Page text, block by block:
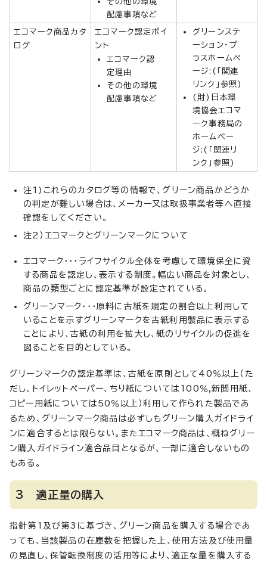
配慮事項など
エコマーク商品カタ
ログ
エコマーク認定ポイ
ント
エコマーク認
定理由
その他の環境
配慮事項など
グリーンステ
ーション・プ
ラスホームペ
ージ:(「関連
リンク」参照)
(財)日本環
境協会エコマ
ーク事務局の
ホームペー
ジ:(「関連リ
ンク」参照)
注1)これらのカタログ等の情報で、グリーン商品かどうか
の判定が難しい場合は、メーカー又は取扱事業者等へ直接
確認をしてください。
注2）エコマークとグリーンマークについて
エコマーク・・・ライフサイクル全体を考慮して環境保全に資
する商品を認定し、表示する制度。幅広い商品を対象とし、
商品の類型ごとに認定基準が設定されている。
グリーンマーク・・・原料に古紙を規定の割合以上利用して
いることを示すグリーンマークを古紙利用製品に表示する
ことにより、古紙の利用を拡大し、紙のリサイクルの促進を
図ることを目的としている。
グリーンマークの認定基準は、古紙を原則として40％以上（た
だし、トイレットペーパー、ちり紙については100％,新聞用紙、
コピー用紙については50％以上）利用して作られた製品であ
るため、グリーンマーク商品は必ずしもグリーン購入ガイドライ
ンに適合するとは限らない。またエコマーク商品は、概ねグリー
ン購入ガイドライン適合品目となるが、一部に適合しないもの
もある。
3 適正量の購入
指針第1及び第3に基づき、グリーン商品を購入する場合であ
っても、当該製品の在庫数を把握した上、使用方法及び使用量
の見直し、保管転換制度の活用等により、適正な量を購入する